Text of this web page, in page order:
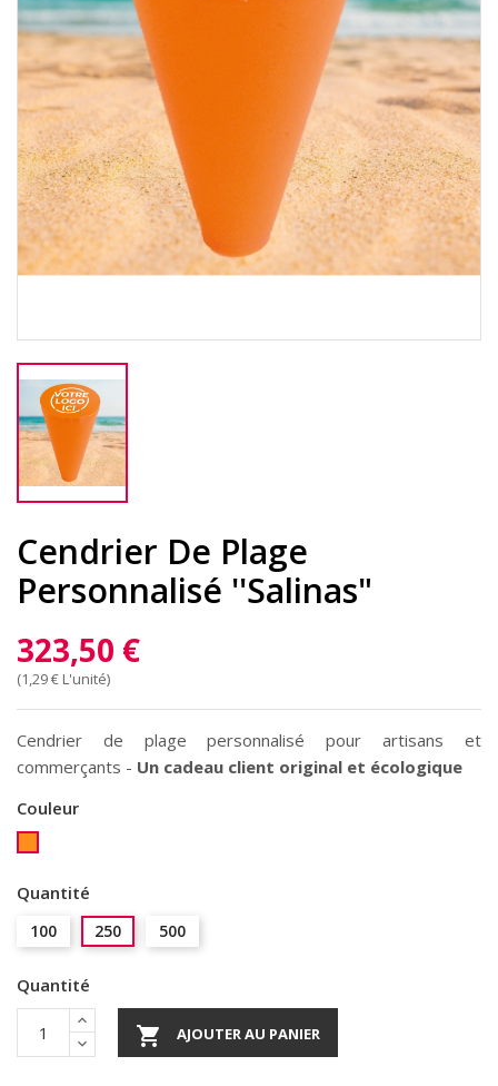
Cendrier De Plage
Personnalisé ''Salinas"
323,50 €
(1,29 € L'unité)
Cendrier de plage personnalisé pour artisans et
commerçants - Un cadeau client original et écologique
Couleur
Quantité
100 250 500
Quantité
 AJOUTER AU PANIER